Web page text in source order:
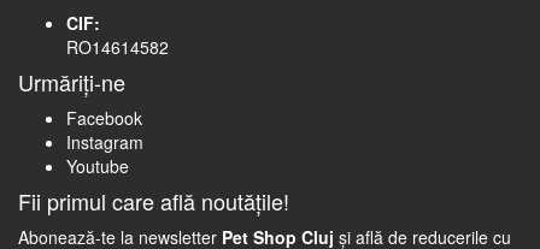
CIF:
RO14614582
Urmăriți-ne
Facebook
Instagram
Youtube
Fii primul care află noutățile!
Abonează-te la newsletter Pet Shop Cluj și află de reducerile cu